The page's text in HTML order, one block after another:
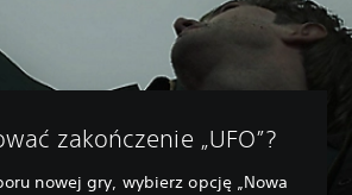
zakończenie „UFO”?
nowej gry, wybierz opcję „Nowa